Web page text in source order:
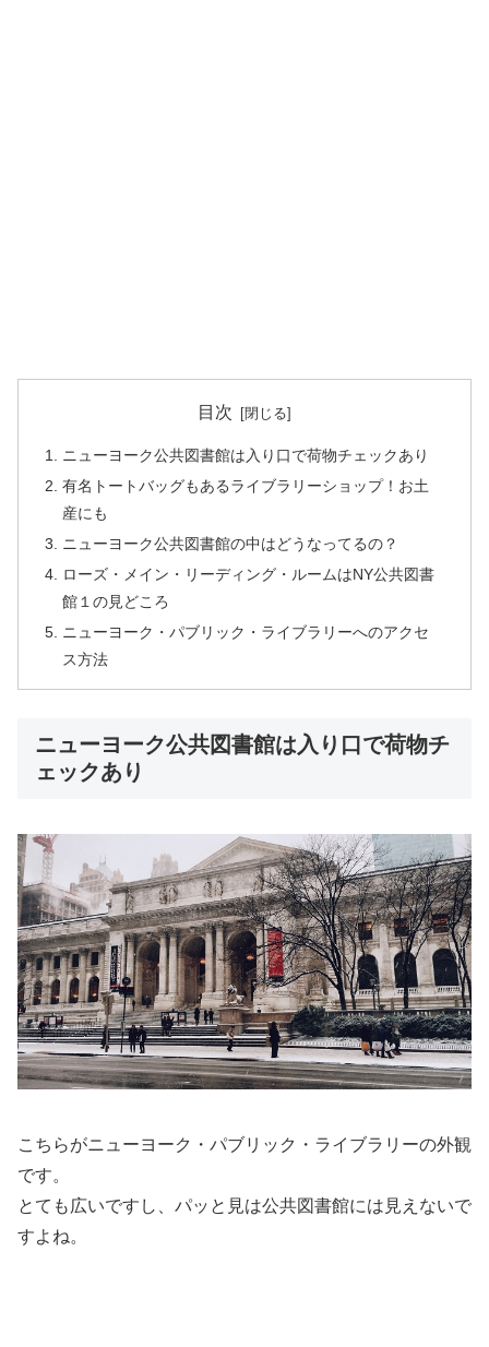
目次
ニューヨーク公共図書館は入り口で荷物チェックあり
有名トートバッグもあるライブラリーショップ！お土
産にも
ニューヨーク公共図書館の中はどうなってるの？
ローズ・メイン・リーディング・ルームはNY公共図書
館１の見どころ
ニューヨーク・パブリック・ライブラリーへのアクセ
ス方法
ニューヨーク公共図書館は入り口で荷物チ
ェックあり
こちらがニューヨーク・パブリック・ライブラリーの外観
です。
とても広いですし、パッと見は公共図書館には見えないで
すよね。